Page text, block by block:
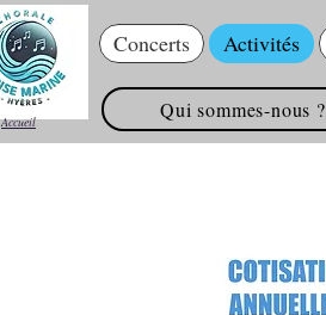
Concerts Activités
Accueil Qui sommes-nous ?